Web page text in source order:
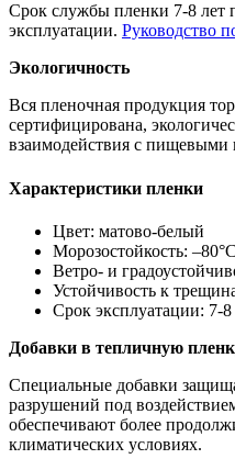
Срок службы пленки 7-8 лет
эксплуатации. Руководство
Экологичность
Вся пленочная продукция
сертифицирована,
взаимодействия с пищевыми
Характеристики пленки
Цвет: матово-белый
Морозостойкость: –80°С
Ветро- и
Устойчивость к
Срок эксплуатации: 7-8
Добавки в тепличную
Специальные добавки
разрушений под
обеспечивают более
климатических условиях.